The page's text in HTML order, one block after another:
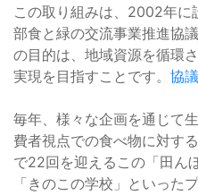
この取り組みは、2002年に
部食と緑の交流事業推進協
の目的は、地域資源を循環
実現を目指すことです。 協
毎年、様々な企画を通じて
費者視点での食べ物に対す
で22回を迎えるこの「田ん
「きのこの学校」といった